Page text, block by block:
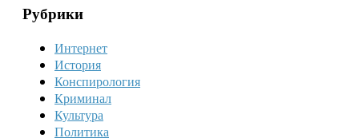
Рубрики
Интернет
История
Конспирология
Криминал
Культура
Политика